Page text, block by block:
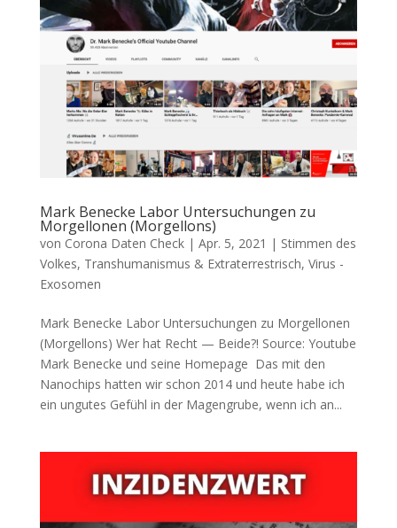
Mark Benecke Labor Untersuchungen zu
Morgellonen (Morgellons)
von Corona Daten Check| Apr. 5, 2021 | Stimmen des
Volkes, Transhumanismus & Extraterrestrisch, Virus -
Exosomen
Mark Benecke Labor Untersuchungen zu Morgellonen
(Morgellons) Wer hat Recht — Beide?! Source: You­tube
Mark Ben­ecke und sei­ne Homepage Das mit den
Nano­chips hat­ten wir schon 2014 und heu­te habe ich
ein ungu­tes Gefühl in der Magen­gru­be, wenn ich an...